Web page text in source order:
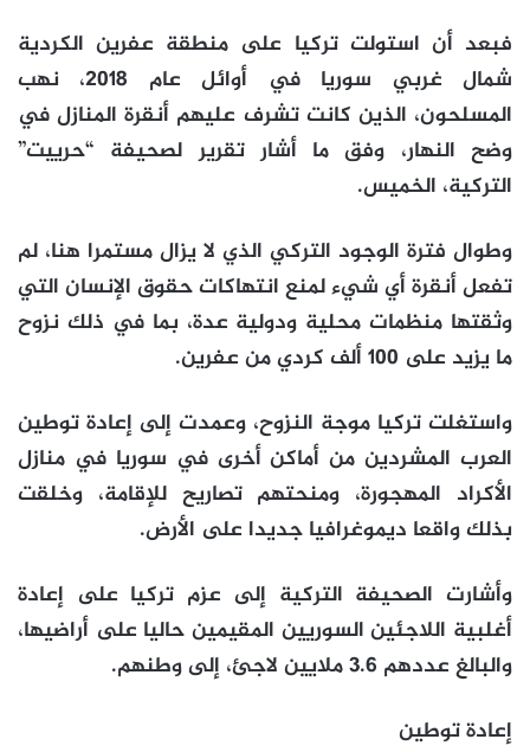
فبعد أن استولت تركيا على منطقة عفرين الكردية
شمال غربي سوريا في أوائل عام 2018، نهب
المسلحون، الذين كانت تشرف عليهم أنقرة المنازل في
وضح النهار، وفق ما أشار تقرير لصحيفة “حرييت”
التركية، الخميس.
وطوال فترة الوجود التركي الذي لا يزال مستمرا هنا، لم
تفعل أنقرة أي شيء لمنع انتهاكات حقوق الإنسان التي
وثقتها منظمات محلية ودولية عدة، بما في ذلك نزوح
ما يزيد على 100 ألف كردي من عفرين.
واستغلت تركيا موجة النزوح، وعمدت إلى إعادة توطين
العرب المشردين من أماكن أخرى في سوريا في منازل
الأكراد المهجورة، ومنحتهم تصاريح للإقامة، وخلقت
بذلك واقعا ديموغرافيا جديدا على الأرض.
وأشارت الصحيفة التركية إلى عزم تركيا على إعادة
أغلبية اللاجئين السوريين المقيمين حاليا على أراضيها،
والبالغ عددهم 3.6 ملايين لاجئ، إلى وطنهم.
إعادة توطين